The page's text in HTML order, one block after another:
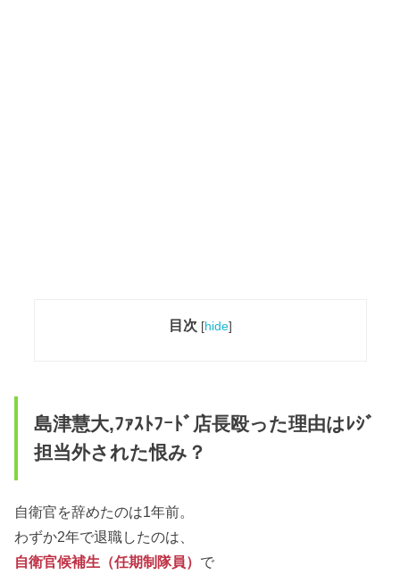
目次 [hide]
島津慧大,ﾌｧｽﾄﾌｰﾄﾞ店長殴った理由はﾚｼﾞ
担当外された恨み？
自衛官を辞めたのは1年前。
わずか2年で退職したのは、
自衛官候補生（任期制隊員） で